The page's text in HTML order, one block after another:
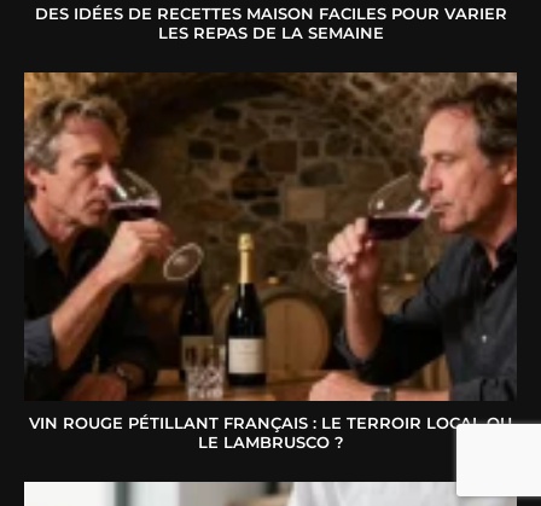
DES IDÉES DE RECETTES MAISON FACILES POUR VARIER
LES REPAS DE LA SEMAINE
VIN ROUGE PÉTILLANT FRANÇAIS : LE TERROIR LOCAL OU
LE LAMBRUSCO ?